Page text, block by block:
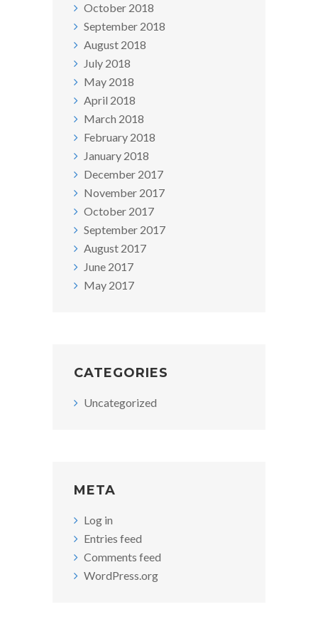
October 2018
September 2018
August 2018
July 2018
May 2018
April 2018
March 2018
February 2018
January 2018
December 2017
November 2017
October 2017
September 2017
August 2017
June 2017
May 2017
CATEGORIES
Uncategorized
META
Log in
Entries feed
Comments feed
WordPress.org